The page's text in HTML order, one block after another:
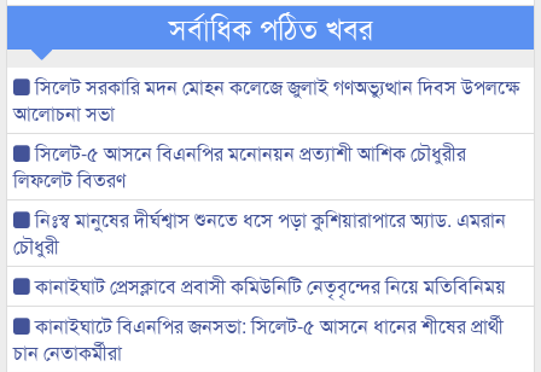
সর্বাধিক পঠিত খবর
সিলেট সরকারি মদন মোহন কলেজে জুলাই গণঅভ্যুত্থান দিবস উপলক্ষে
আলোচনা সভা
সিলেট-৫ আসনে বিএনপির মনোনয়ন প্রত্যাশী আশিক চৌধুরীর
লিফলেট বিতরণ
নিঃস্ব মানুষের দীর্ঘশ্বাস শুনতে ধসে পড়া কুশিয়ারাপারে অ্যাড. এমরান
চৌধুরী
কানাইঘাট প্রেসক্লাবে প্রবাসী কমিউনিটি নেতৃবৃন্দের নিয়ে মতিবিনিময়
কানাইঘাটে বিএনপির জনসভা: সিলেট-৫ আসনে ধানের শীষের প্রার্থী
চান নেতাকর্মীরা